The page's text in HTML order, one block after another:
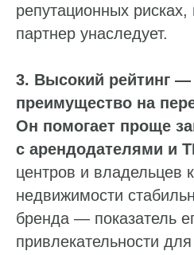
репутационных
партнер унаследует.
3. Высокий рейтинг —
преимущество на
Он помогает проще
с арендодателями и
центров и владельцев
недвижимости
бренда — показатель
привлекательности